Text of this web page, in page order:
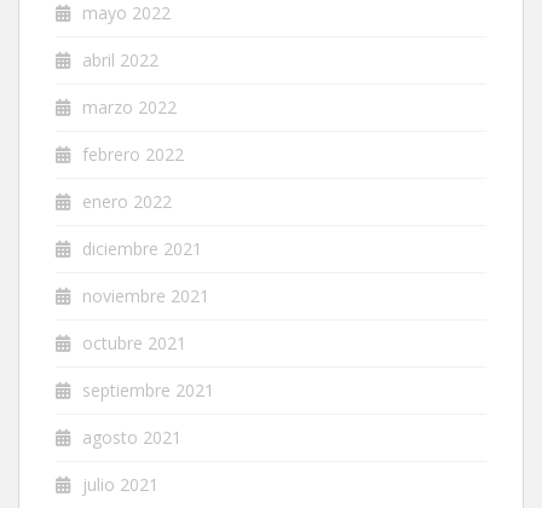
mayo 2022
abril 2022
marzo 2022
febrero 2022
enero 2022
diciembre 2021
noviembre 2021
octubre 2021
septiembre 2021
agosto 2021
julio 2021